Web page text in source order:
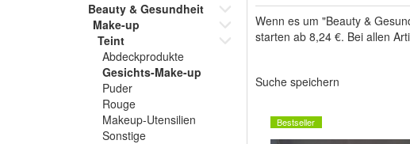
Beauty & Gesundheit
Make-up
Teint
Abdeckprodukte
Gesichts-Make-up
Puder
Rouge
Makeup-Utensilien
Sonstige
Wenn es um "Beauty &
starten ab 8,24 €. Bei allen
Suche speichern
Bestseller